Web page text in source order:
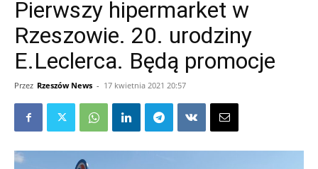
Pierwszy hipermarket w
Rzeszowie. 20. urodziny
E.Leclerca. Będą promocje
Przez Rzeszów News - 17 kwietnia 2021 20:57